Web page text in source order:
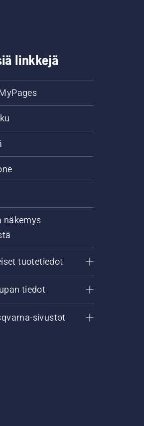
linkkejä
näkemys
tuotetiedot
tiedot
sivustot